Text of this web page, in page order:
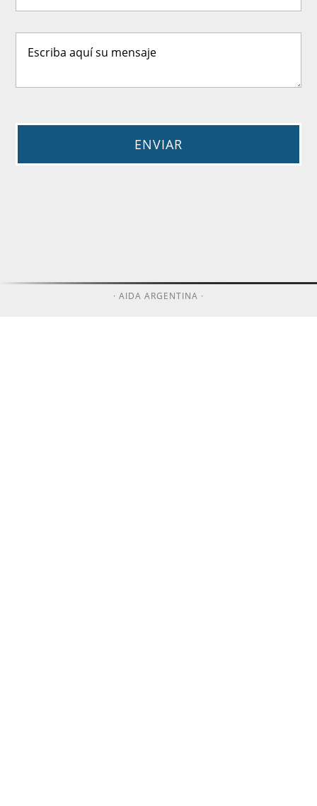
· AIDA ARGENTINA ·